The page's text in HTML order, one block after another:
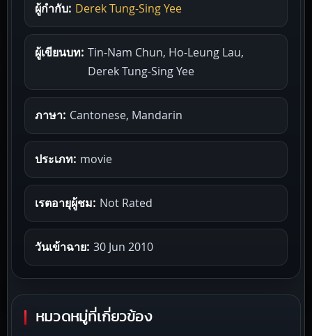
ผู้กำกับ: Derek Tung-Sing Yee
ผู้เขียนบท: Tin-Nam Chun, Ho-Leung Lau,
Derek Tung-Sing Yee
ภาษา: Cantonese, Mandarin
ประเภท: movie
เรตอายุผู้ชม: Not Rated
วันเข้าฉาย: 30 Jun 2010
หมวดหมู่ที่เกี่ยวข้อง